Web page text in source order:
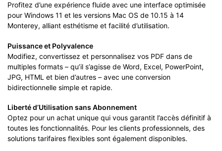
Profitez d’une expérience fluide avec une interface optimisée
pour Windows 11 et les versions Mac OS de 10.15 à 14
Monterey, alliant esthétisme et facilité d’utilisation.
Puissance et Polyvalence
Modifiez, convertissez et personnalisez vos PDF dans de
multiples formats – qu’il s’agisse de Word, Excel, PowerPoint,
JPG, HTML et bien d’autres – avec une conversion
bidirectionnelle simple et rapide.
Liberté d’Utilisation sans Abonnement
Optez pour un achat unique qui vous garantit l’accès définitif à
toutes les fonctionnalités. Pour les clients professionnels, des
solutions tarifaires flexibles sont également disponibles.